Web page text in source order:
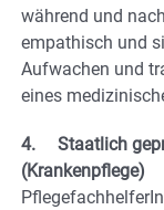
während und
empathisch und
Aufwachen und
eines
4. Staatlich
(Krankenpflege)